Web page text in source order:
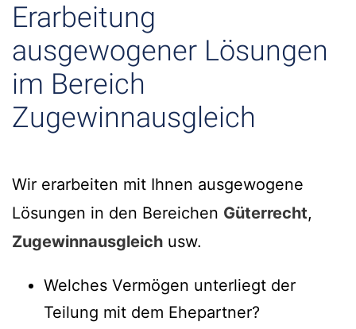
Erarbeitung
ausgewogener Lösungen
im Bereich
Zugewinnausgleich
Wir erarbeiten mit Ihnen ausgewogene
Lösungen in den Bereichen Güterrecht,
Zugewinnausgleich usw.
Welches Vermögen unterliegt der
Teilung mit dem Ehepartner?